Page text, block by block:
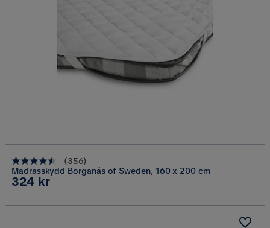
(356)
Madrasskydd Borganäs of Sweden, 160 x 200 cm
Pris
324 kr